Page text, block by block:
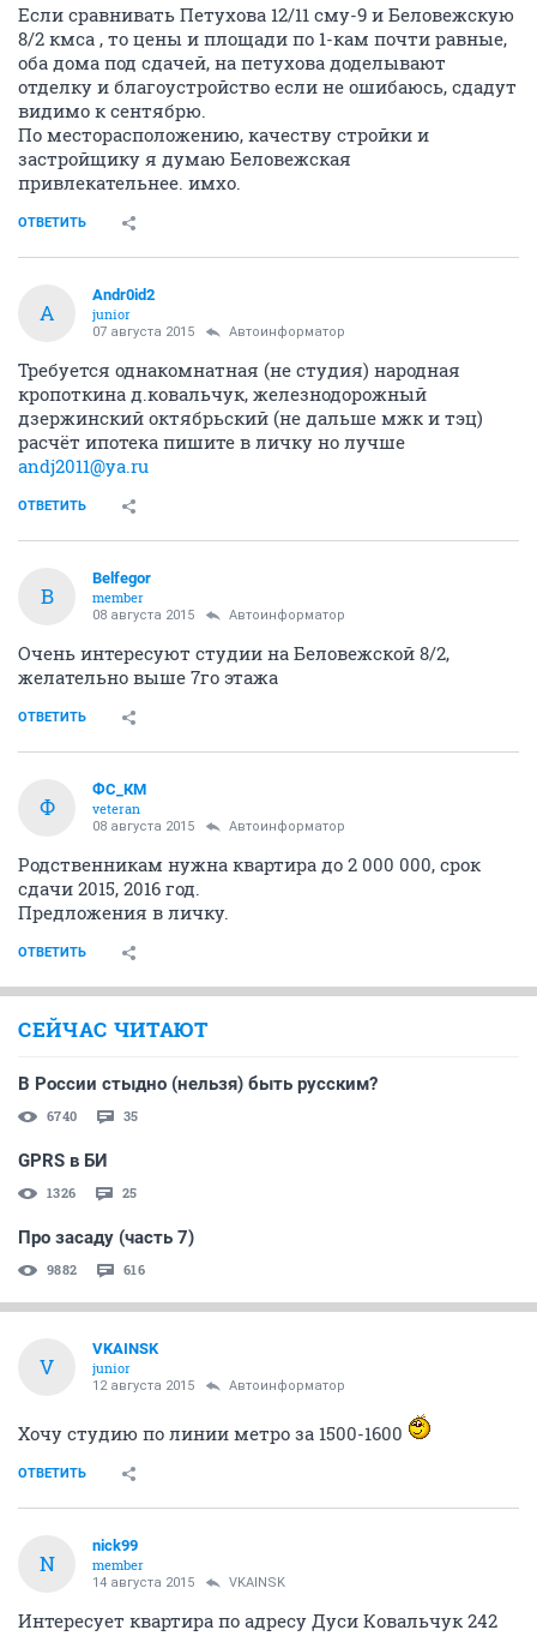
Если сравнивать Петухова 12/11 сму-9 и Беловежскую
8/2 кмса , то цены и площади по 1-кам почти равные,
оба дома под сдачей, на петухова доделывают
отделку и благоустройство если не ошибаюсь, сдадут
видимо к сентябрю.
По месторасположению, качеству стройки и
застройщику я думаю Беловежская
привлекательнее. имхо.
ОТВЕТИТЬ
A
Andr0id2
junior
07 августа 2015 Автоинформатор
Требуется однакомнатная (не студия) народная
кропоткина д.ковальчук, железнодорожный
дзержинский октябрьский (не дальше мжк и тэц)
расчёт ипотека пишите в личку но лучше
andj2011@ya.ru
ОТВЕТИТЬ
B
Belfegor
member
08 августа 2015 Автоинформатор
Очень интересуют студии на Беловежской 8/2,
желательно выше 7го этажа
ОТВЕТИТЬ
Ф
ФС_КМ
veteran
08 августа 2015 Автоинформатор
Родственникам нужна квартира до 2 000 000, срок
сдачи 2015, 2016 год.
Предложения в личку.
ОТВЕТИТЬ
СЕЙЧАС ЧИТАЮТ
В России стыдно (нельзя) быть русским?
6740 35
GPRS в БИ
1326 25
Про засаду (часть 7)
9882 616
V
VKAINSK
junior
12 августа 2015 Автоинформатор
Хочу студию по линии метро за 1500-1600
ОТВЕТИТЬ
N
nick99
member
14 августа 2015 VKAINSK
Интересует квартира по адресу Дуси Ковальчук 242